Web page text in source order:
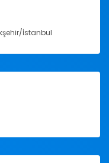
İstanbul